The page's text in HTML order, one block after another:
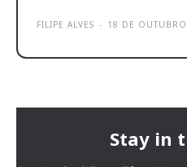
FILIPE ALVES - 18 DE
Stay in